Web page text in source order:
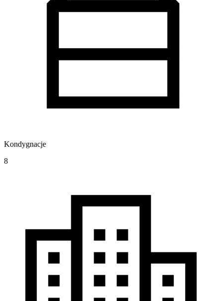
Kondygnacje
8